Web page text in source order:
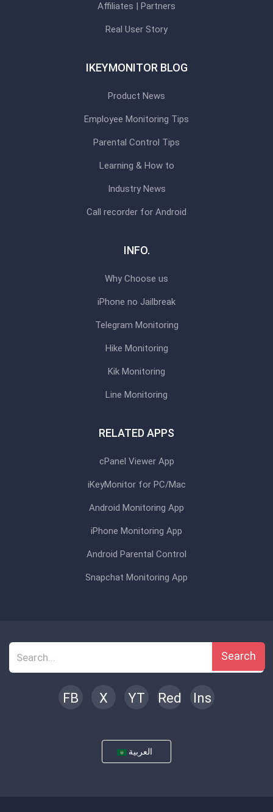
Affiliates | Partners
Real User Story
IKEYMONITOR BLOG
Product News
Employee Monitoring Tips
Parental Control Tips
Learning & How to
Industry News
Call recorder for Android
INFO.
Why Choose us
iPhone no Jailbreak
Telegram Monitoring
Hike Monitoring
Kik Monitoring
Line Monitoring
RELATED APPS
cPanel Viewer App
iKeyMonitor for PC/Mac
Android Monitoring App
iPhone Monitoring App
Android Parental Control
Snapchat Monitoring App
Search
FB X YT Red Ins